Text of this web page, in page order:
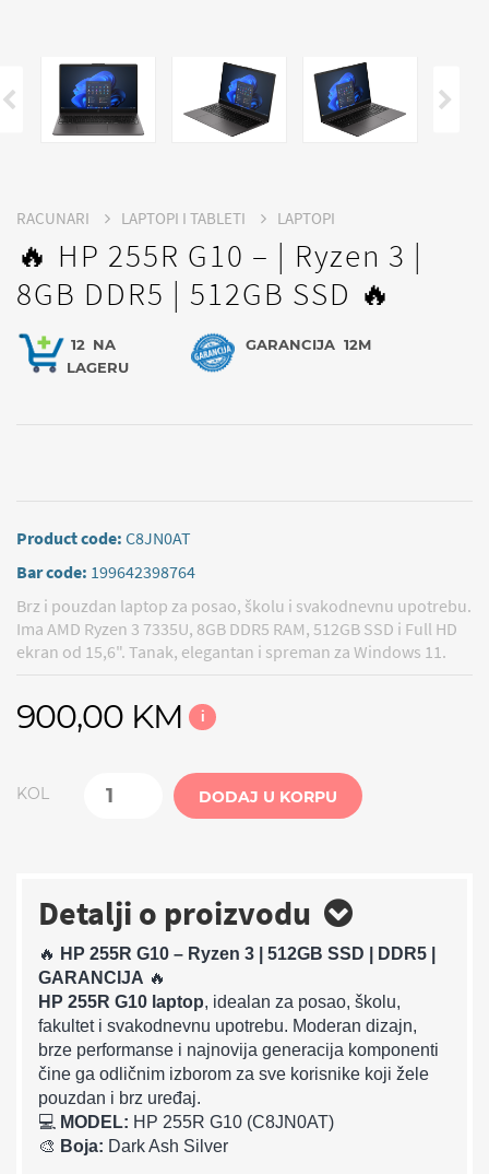
RACUNARI LAPTOPI I TABLETI LAPTOPI
🔥 HP 255R G10 – | Ryzen 3 |
8GB DDR5 | 512GB SSD 🔥
12 NA
LAGERU
GARANCIJA 12M
Product code: C8JN0AT
Bar code: 199642398764
Brz i pouzdan laptop za posao, školu i svakodnevnu upotrebu.
Ima AMD Ryzen 3 7335U, 8GB DDR5 RAM, 512GB SSD i Full HD
ekran od 15,6". Tanak, elegantan i spreman za Windows 11.
900,00 KM i
KOL DODAJ U KORPU
Detalji o proizvodu
🔥 HP 255R G10 – Ryzen 3 | 512GB SSD | DDR5 |
GARANCIJA 🔥
HP 255R G10 laptop, idealan za posao, školu,
fakultet i svakodnevnu upotrebu. Moderan dizajn,
brze performanse i najnovija generacija komponenti
čine ga odličnim izborom za sve korisnike koji žele
pouzdan i brz uređaj.
💻 MODEL: HP 255R G10 (C8JN0AT)
🎨 Boja: Dark Ash Silver